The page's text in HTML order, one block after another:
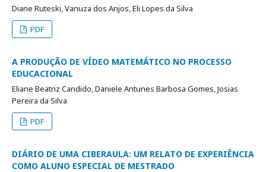
Diane Ruteski, Vanuza dos Anjos, Eli Lopes da Silva
PDF
A PRODUÇÃO DE VÍDEO MATEMÁTICO NO PROCESSO
EDUCACIONAL
Eliane Beatriz Candido, Daniele Antunes Barbosa Gomes, Josias
Pereira da Silva
PDF
DIÁRIO DE UMA CIBERAULA: UM RELATO DE EXPERIÊNCIA
COMO ALUNO ESPECIAL DE MESTRADO